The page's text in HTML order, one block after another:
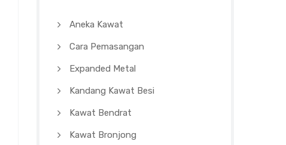
Aneka Kawat
Cara Pemasangan
Expanded Metal
Kandang Kawat Besi
Kawat Bendrat
Kawat Bronjong